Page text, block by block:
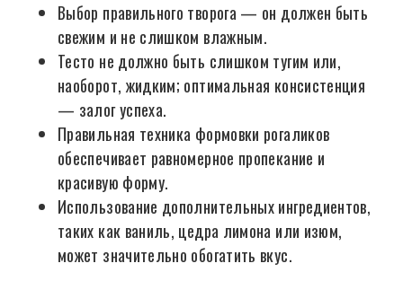
Выбор правильного творога — он должен быть
свежим и не слишком влажным.
Тесто не должно быть слишком тугим или,
наоборот, жидким; оптимальная консистенция
— залог успеха.
Правильная техника формовки рогаликов
обеспечивает равномерное пропекание и
красивую форму.
Использование дополнительных ингредиентов,
таких как ваниль, цедра лимона или изюм,
может значительно обогатить вкус.